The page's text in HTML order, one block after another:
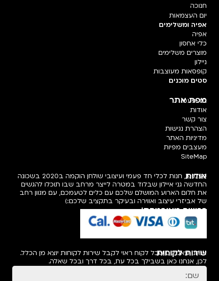
חנוכה
יום העצמאות
אפיה ומשלימים
אפיה
כלי אחסון
מוצרים משלימים
ניילון
קופסאות מעוצבות
סטים מוכנים
מפת אתר
חד פעמי
אודות
צור קשר
הצהרת נגישות
מדיניות האתר
מעצבים מפיות
SiteMap
אודות
פעמיפו, חנות לכלי חד פעמי ועיצובי שולחן הוקמה ב2020 בשכונה
החדשה גני איילון שבלוד במטרה לייצר מרחב שבו תוכלו להגשים
את חלום הארוע המושלם שלכם עם כלים לטעמכם, עם מגוון רחב
של אביזרי עיצוב ואווירה ובעיקר בתקציב שלכם:)
רכישה מאובטחת!
שירות לקוחות
אנחנו מאמינים שכל לקוח ראוי לקבל שירות לקוחות יוצא מן הכלל.
לכן, אנחנו כאן בשבילך בכל עת, בכל דרך ובכל שאלה.